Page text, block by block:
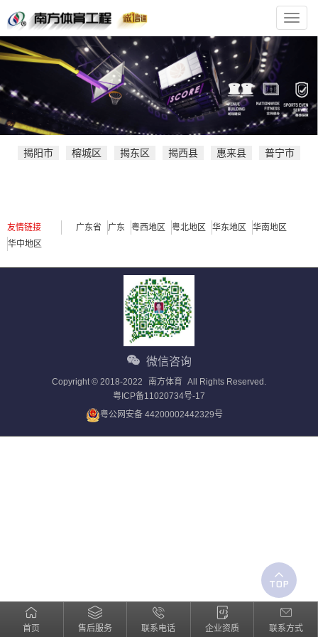
南
方
体
站
揭阳市 榕城区 揭东区 揭西县 惠来县 普宁市
友情链接 广东省 广东 粤西地区 粤北地区 华东地区
华南地区
华中地区
微信咨询
Copyright © 2018-2022 南方体育 All Rights Reserved.
粤ICP备11020734号-17
粤公网安备 44200002442329号
首页 售后服务 联系电话 企业资质 联系方式